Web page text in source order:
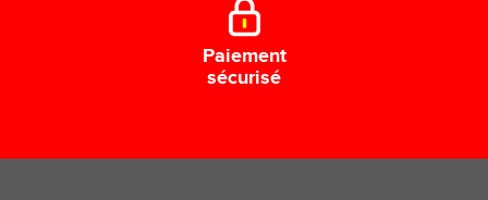
Paiement
sécurisé